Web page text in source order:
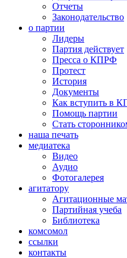
Отчеты
Законодательство
о партии
Лидеры
Партия действует
Пресса о КПРФ
Протест
История
Документы
Как вступить в
Помощь партии
Стать
наша печать
медиатека
Видео
Аудио
Фотогалерея
агитатору
Агитационные
Партийная учеба
Библиотека
комсомол
ссылки
контакты